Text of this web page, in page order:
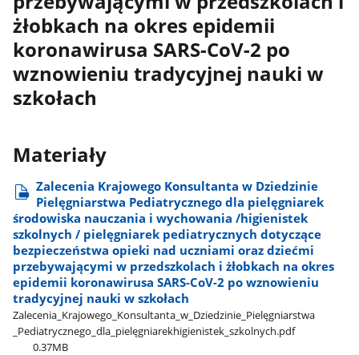
żłobkach na okres epidemii
koronawirusa SARS-CoV-2 po
wznowieniu tradycyjnej nauki w
szkołach
Materiały
Zalecenia Krajowego Konsultanta w Dziedzinie
Pielęgniarstwa Pediatrycznego dla pielęgniarek
środowiska nauczania i wychowania /higienistek
szkolnych / pielęgniarek pediatrycznych dotyczące
bezpieczeństwa opieki nad uczniami oraz dziećmi
przebywającymi w przedszkolach i żłobkach na okres
epidemii koronawirusa SARS-CoV-2 po wznowieniu
tradycyjnej nauki w szkołach
Zalecenia​_Krajowego​_Konsultanta​_w​_Dziedzinie​_Pielęgniarstwa​
_Pediatrycznego​_dla​_pielęgniarekhigienistek​_szkolnych.pdf
0.37MB